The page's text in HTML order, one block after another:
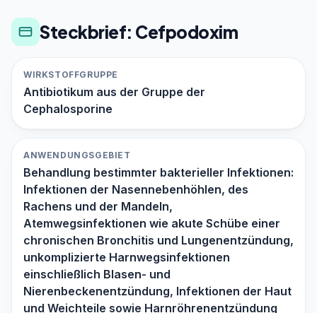
Steckbrief: Cefpodoxim
WIRKSTOFFGRUPPE
Antibiotikum aus der Gruppe der
Cephalosporine
ANWENDUNGSGEBIET
Behandlung bestimmter bakterieller Infektionen:
Infektionen der Nasennebenhöhlen, des
Rachens und der Mandeln,
Atemwegsinfektionen wie akute Schübe einer
chronischen Bronchitis und Lungenentzündung,
unkomplizierte Harnwegsinfektionen
einschließlich Blasen- und
Nierenbeckenentzündung, Infektionen der Haut
und Weichteile sowie Harnröhrenentzündung